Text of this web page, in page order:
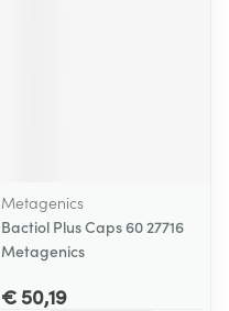
Metagenics
Bactiol Plus Caps 60 27716
Metagenics
€ 50,19